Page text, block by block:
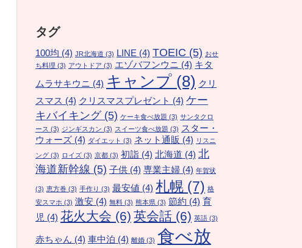
タグ
100均 (4) JR北海道 (3) LINE (4) TOEIC (5) おせ
ち料理 (3) アウトドア (3) エゾバフンウニ (4) キタ
ムラサキウニ (4) キャンプ (8) クリ
スマス (4) クリスマスプレゼント (4) ケー
キバイキング(5) ケーキ食べ放題 (3) サンタクロ
ース (3) ジンギスカン (3) スイーツ食べ放題 (3) スター・
ウォーズ (4) ダイエット (3) ネット通販 (4) リスニ
ング (3) ロイズ (3) 京都 (3) 初詣 (4) 北海道 (4) 北
海道新幹線 (5) 子供 (4) 専業主婦 (4) 年賀状
(3) 恵方巻 (3) 手作り (3) 最安値 (4) 札幌 (7) 格
安スマホ (3) 激安 (4) 無料 (3) 熊本県 (3) 節約 (4) 育
児 (4) 花火大会 (6) 英会話 (6) 英語 (3)
赤ちゃん (4) 車中泊 (4) 離婚 (3) 食べ放